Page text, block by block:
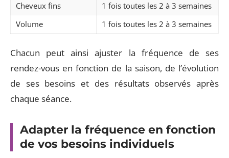
Cheveux fins
1 fois toutes les 2 à 3 semaines
Volume
1 fois toutes les 2 à 3 semaines
Chacun peut ainsi ajuster la fréquence de ses
rendez-vous en fonction de la saison, de l’évolution
de ses besoins et des résultats observés après
chaque séance.
Adapter la fréquence en fonction
de vos besoins individuels